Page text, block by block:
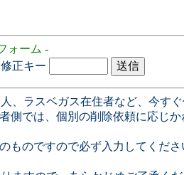
ォーム -
正キー
ラスベガス在住者など、今す
では、個別の削除依頼に応じ
ものですので必ず入力してくださ